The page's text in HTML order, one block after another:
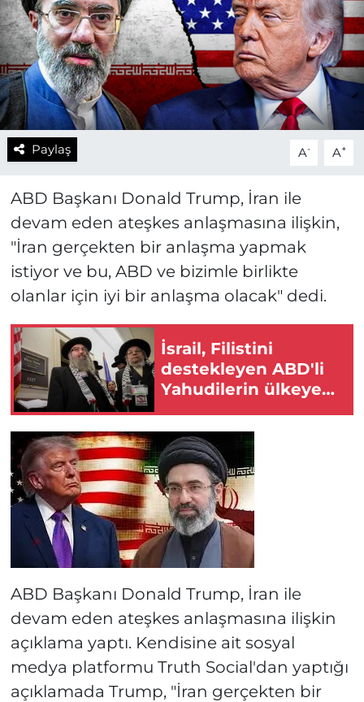
Paylaş A- A+
ABD Başkanı Donald Trump, İran ile
devam eden ateşkes anlaşmasına ilişkin,
"İran gerçekten bir anlaşma yapmak
istiyor ve bu, ABD ve bizimle birlikte
olanlar için iyi bir anlaşma olacak" dedi.
İsrail, Filistini
destekleyen ABD'li
Yahudilerin ülkeye
ABD Başkanı Donald Trump, İran ile
devam eden ateşkes anlaşmasına ilişkin
açıklama yaptı. Kendisine ait sosyal
medya platformu Truth Social'dan yaptığı
açıklamada Trump, "İran gerçekten bir